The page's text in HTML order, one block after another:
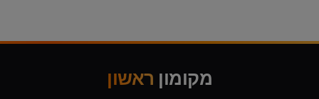
מקומון ראשון